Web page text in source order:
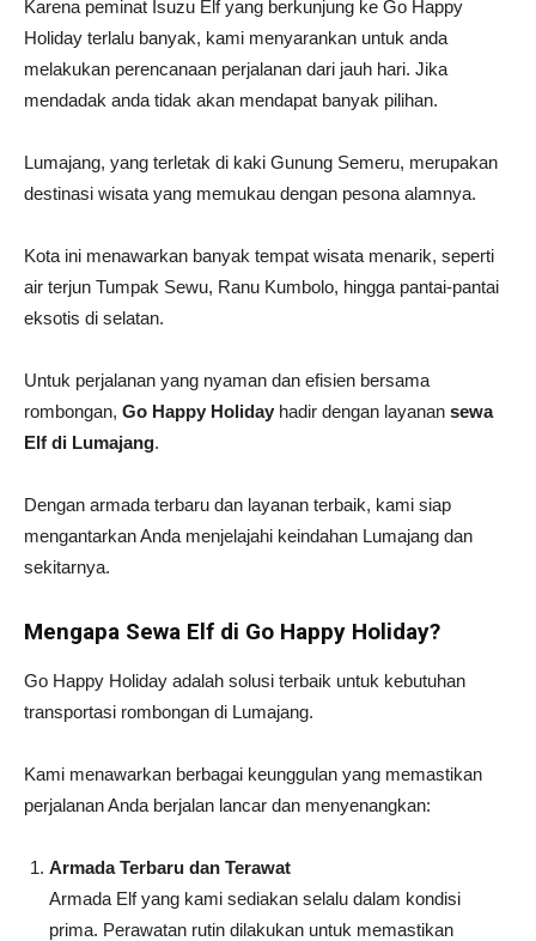
Karena peminat Isuzu Elf yang berkunjung ke Go Happy
Holiday terlalu banyak, kami menyarankan untuk anda
melakukan perencanaan perjalanan dari jauh hari. Jika
mendadak anda tidak akan mendapat banyak pilihan.
Lumajang, yang terletak di kaki Gunung Semeru, merupakan
destinasi wisata yang memukau dengan pesona alamnya.
Kota ini menawarkan banyak tempat wisata menarik, seperti
air terjun Tumpak Sewu, Ranu Kumbolo, hingga pantai-pantai
eksotis di selatan.
Untuk perjalanan yang nyaman dan efisien bersama
rombongan, Go Happy Holiday hadir dengan layanan sewa
Elf di Lumajang.
Dengan armada terbaru dan layanan terbaik, kami siap
mengantarkan Anda menjelajahi keindahan Lumajang dan
sekitarnya.
Mengapa Sewa Elf di Go Happy Holiday?
Go Happy Holiday adalah solusi terbaik untuk kebutuhan
transportasi rombongan di Lumajang.
Kami menawarkan berbagai keunggulan yang memastikan
perjalanan Anda berjalan lancar dan menyenangkan:
Armada Terbaru dan Terawat
Armada Elf yang kami sediakan selalu dalam kondisi
prima. Perawatan rutin dilakukan untuk memastikan